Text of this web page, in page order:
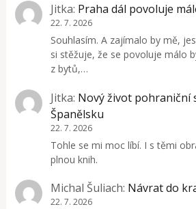
Jitka: Praha dál povoluje
22. 7. 2026
Souhlasím. A zajímalo by mě,
si stěžuje, že se povoluje málo
z bytů,…
Jitka: Nový život pohraniční
Španělsku
22. 7. 2026
Tohle se mi moc líbí. I s těmi
plnou knih.
Michal Šuliach: Návrat do
22. 7. 2026